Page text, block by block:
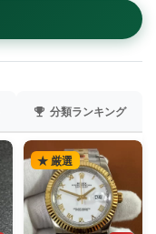
分類ランキング
★ 厳選